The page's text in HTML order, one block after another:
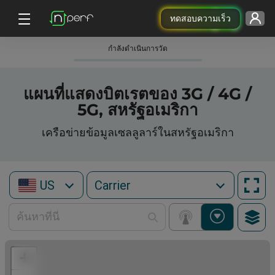
ทดสอบความเร็ว
กําลังดําเนินการวัด
แผนที่แสดงบิตเรตของ 3G / 4G /
5G, สหรัฐอเมริกา
เครือข่ายข้อมูลเซลลูลาร์ในสหรัฐอเมริกา
US